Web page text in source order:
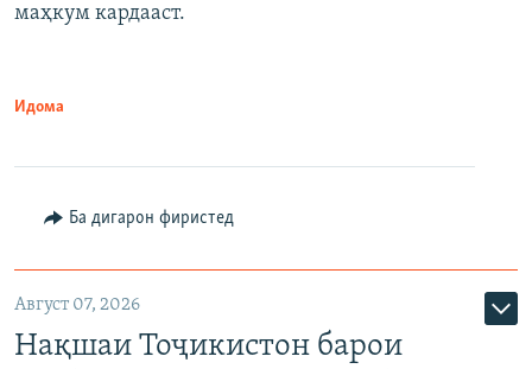
маҳкум кардааст.
Идома
Ба дигарон фиристед
Август 07, 2026
Нақшаи Тоҷикистон барои